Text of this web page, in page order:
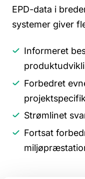
EPD-data i
systemer giver
Informeret
Forbedret
Strømlinet
Fortsat